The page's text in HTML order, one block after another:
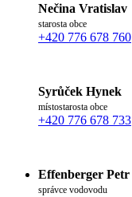
Nečina Vratislav
starosta obce
+420 776 678 760
Syrůček Hynek
místostarosta obce
+420 776 678 733
Effenberger Petr
správce vodovodu